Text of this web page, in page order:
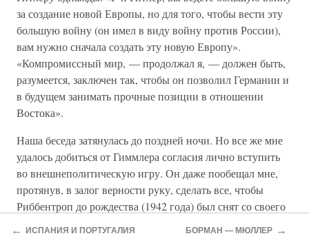
за создание новой Европы, но для того, чтобы вести эту
большую войну (он имел в виду войну против России),
вам нужно сначала создать эту новую Европу».
«Компромиссный мир, — продолжал я, — должен быть,
разумеется, заключен так, чтобы он позволил Германии и
в будущем занимать прочные позиции в отношении
Востока».
Наша беседа затянулась до поздней ночи. Но все же мне
удалось добиться от Гиммлера согласия лично вступить
во внешнеполитическую игру. Он даже пообещал мне,
протянув, в залог верности руку, сделать все, чтобы
Риббентроп до рождества (1942 года) был снят со своего
← ИСПАНИЯ И ПОРТУГАЛИЯ БОРМАН — МЮЛЛЕР →